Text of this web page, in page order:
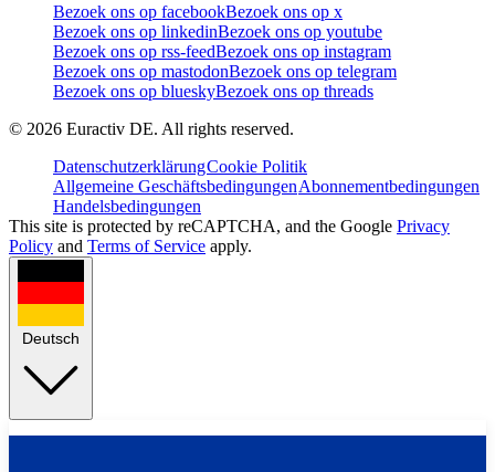
Bezoek ons op facebookBezoek ons op x
Bezoek ons op linkedinBezoek ons op youtube
Bezoek ons op rss-feedBezoek ons op instagram
Bezoek ons op mastodonBezoek ons op telegram
Bezoek ons op blueskyBezoek ons op threads
© 2026 Euractiv DE. All rights reserved.
DatenschutzerklärungCookie Politik
Allgemeine GeschäftsbedingungenAbonnementbedingungen
Handelsbedingungen
This site is protected by reCAPTCHA, and the Google Privacy
Policy and Terms of Service apply.
Deutsch